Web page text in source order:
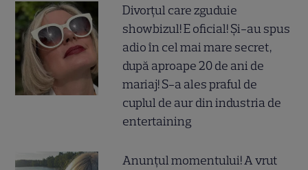
Divorțul care zguduie
showbizul! E oficial! Și-au spus
adio în cel mai mare secret,
după aproape 20 de ani de
mariaj! S-a ales praful de
cuplul de aur din industria de
entertaining
Anunțul momentului! A vrut